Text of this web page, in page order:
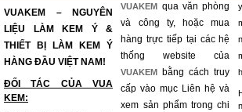
VUAKEM – NGUYÊN
LIỆU LÀM KEM Ý &
THIẾT BỊ LÀM KEM Ý
HÀNG ĐẦU VIỆT NAM!
ĐỐI TÁC CỦA VUA
KEM:
VUAKEM
qua văn phòng
và công ty, hoặc mua
hàng trực tiếp tại các hệ
thống website của
VUAKEM
bằng cách truy
cấp vào mục Liên hệ và
xem sản phẩm trong chi